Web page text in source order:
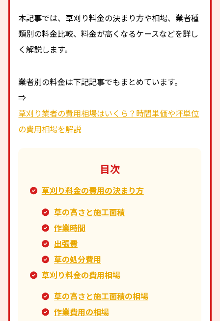
本記事では、草刈り料金の決まり方や相場、業者種
類別の料金比較、料金が高くなるケースなどを詳し
く解説します。
業者別の料金は下記記事でもまとめています。
⇒
草刈り業者の費用相場はいくら？時間単価や坪単位
の費用相場を解説
目次
草刈り料金の費用の決まり方
草の高さと施工面積
作業時間
出張費
草の処分費用
草刈り料金の費用相場
草の高さと施工面積の相場
作業費用の相場